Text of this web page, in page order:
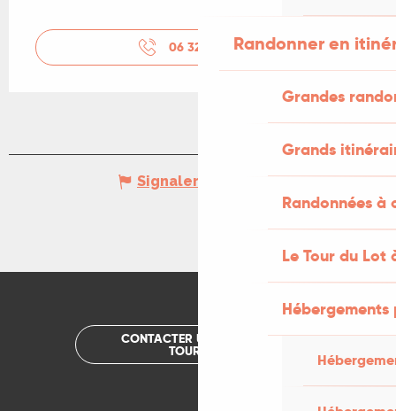
Randonner en
Grandes
Grands
Randonnées
Le Tour du Lot
06 32 79 89▒▒
Signaler une erreur
CONTACTER UN OFFICE DE
TOURISME